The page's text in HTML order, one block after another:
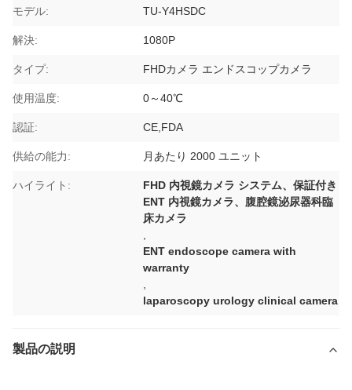
モデル: TU-Y4HSDC
解決: 1080P
タイプ: FHDカメラ エンドスコップカメラ
使用温度: 0～40℃
認証: CE,FDA
供給の能力: 月あたり 2000 ユニット
ハイライト:
FHD 内視鏡カメラ システム、保証付き
ENT 内視鏡カメラ、腹腔鏡泌尿器科臨
床カメラ
ENT endoscope camera with
warranty
laparoscopy urology clinical camera
製品の説明